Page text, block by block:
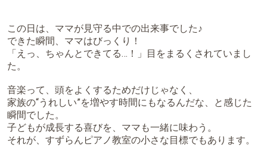
この日は、ママが見守る中での出来事でした♪
できた瞬間、ママはびっくり！
「えっ、ちゃんとできてる…！」目をまるくされていまし
た。
音楽って、頭をよくするためだけじゃなく、
家族の“うれしい”を増やす時間にもなるんだな、と感じた
瞬間でした。
子どもが成長する喜びを、ママも一緒に味わう。
それが、すずらんピアノ教室の小さな目標でもあります。